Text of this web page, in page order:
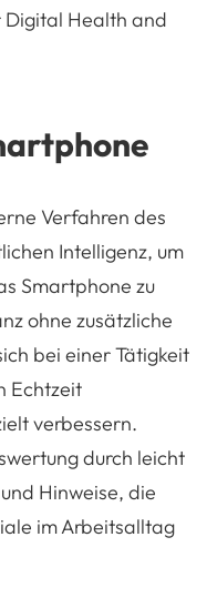
Health and
Verfahren des
Intelligenz, um
Smartphone zu
ohne zusätzliche
bei einer Tätigkeit
Echtzeit
verbessern.
durch leicht
Hinweise, die
im Arbeitsalltag